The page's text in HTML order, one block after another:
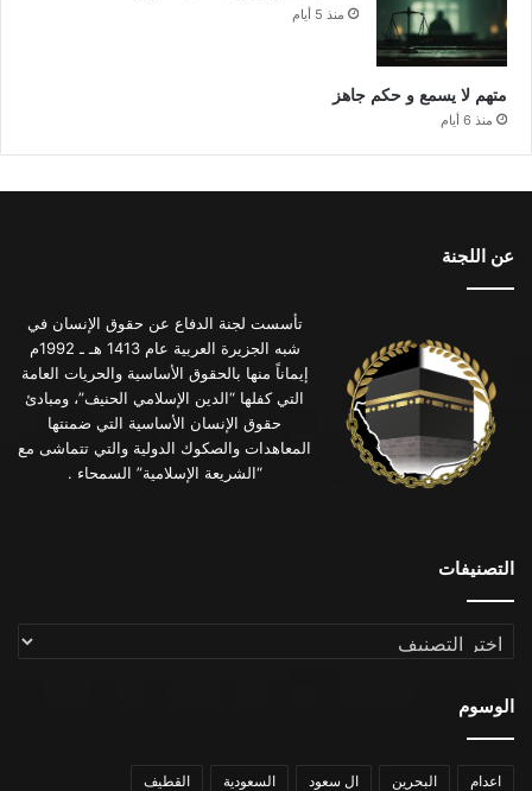
منذ 5 أيام
متهم لا يسمع و حكم جاهز
منذ 6 أيام
عن اللجنة
تأسست لجنة الدفاع عن حقوق الإنسان في
شبه الجزيرة العربية عام 1413 هـ ـ 1992م
إيماناً منها بالحقوق الأساسية والحريات العامة
التي كفلها “الدين الإسلامي الحنيف”، ومبادئ
حقوق الإنسان الأساسية التي ضمنتها
المعاهدات والصكوك الدولية والتي تتماشى مع
“الشريعة الإسلامية” السمحاء .
التصنيفات
التصنيفات
الوسوم
اعدام البحرين ال سعود السعودية القطيف